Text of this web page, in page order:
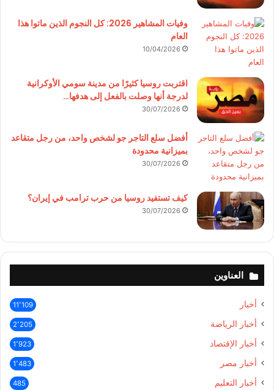
وفيات المشاهير 2026: كل النجوم الذين ماتوا هذا
العام
10/04/2026
اقتربت روسيا كثيرًا من مدينة سومي الأوكرانية
لدرجة أنها وصلت بالفعل إلى هدفها…
30/07/2026
أفضل سلع التاجر جو لشخص واحد، من رجل متقاعد
بميزانية محدودة
30/07/2026
كيف تستفيد روسيا من حرب ترامب في إيران؟
30/07/2026
العناوين
أخبار 11٬109
أخبار الرياضة 2٬205
أخبار الإقتصاد 1٬923
أخبار مصر 1٬483
أخبار التعليم 485